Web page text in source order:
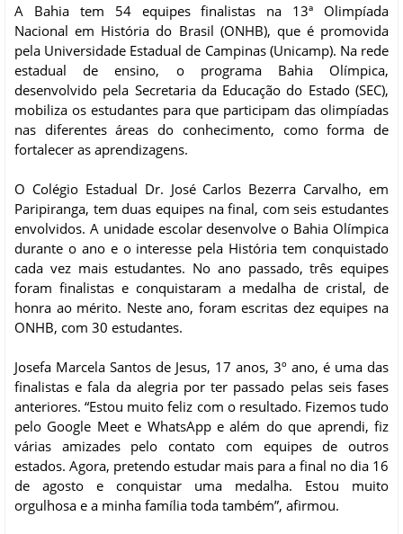
A Bahia tem 54 equipes finalistas na 13ª Olimpíada
Nacional em História do Brasil (ONHB), que é promovida
pela Universidade Estadual de Campinas (Unicamp). Na rede
estadual de ensino, o programa Bahia Olímpica,
desenvolvido pela Secretaria da Educação do Estado (SEC),
mobiliza os estudantes para que participam das olimpíadas
nas diferentes áreas do conhecimento, como forma de
fortalecer as aprendizagens.
O Colégio Estadual Dr. José Carlos Bezerra Carvalho, em
Paripiranga, tem duas equipes na final, com seis estudantes
envolvidos. A unidade escolar desenvolve o Bahia Olímpica
durante o ano e o interesse pela História tem conquistado
cada vez mais estudantes. No ano passado, três equipes
foram finalistas e conquistaram a medalha de cristal, de
honra ao mérito. Neste ano, foram escritas dez equipes na
ONHB, com 30 estudantes.
Josefa Marcela Santos de Jesus, 17 anos, 3º ano, é uma das
finalistas e fala da alegria por ter passado pelas seis fases
anteriores. “Estou muito feliz com o resultado. Fizemos tudo
pelo Google Meet e WhatsApp e além do que aprendi, fiz
várias amizades pelo contato com equipes de outros
estados. Agora, pretendo estudar mais para a final no dia 16
de agosto e conquistar uma medalha. Estou muito
orgulhosa e a minha família toda também”, afirmou.